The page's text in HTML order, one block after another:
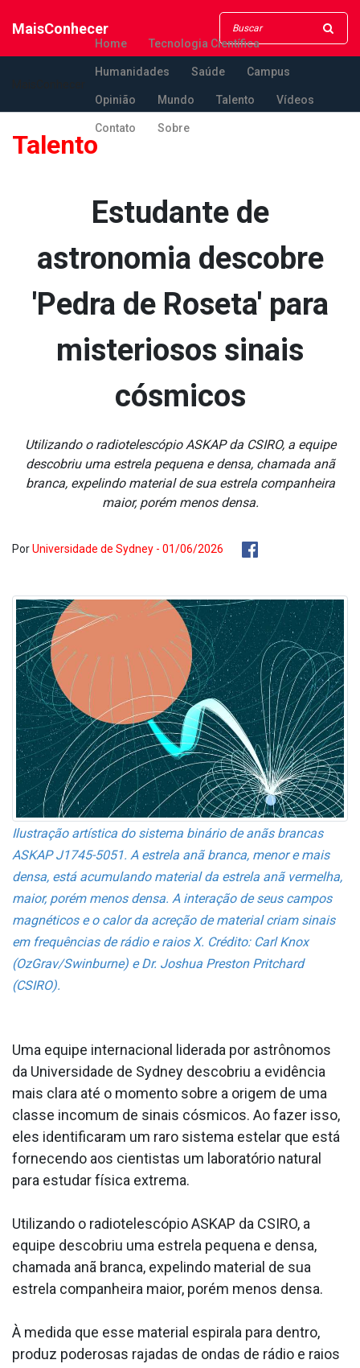
MaisConhecer
Home Tecnologia Científica
Humanidades Saúde Campus
Opinião Mundo Talento Vídeos
Contato Sobre
Talento
Estudante de
astronomia descobre
'Pedra de Roseta' para
misteriosos sinais
cósmicos
Utilizando o radiotelescópio ASKAP da CSIRO, a equipe
descobriu uma estrela pequena e densa, chamada anã
branca, expelindo material de sua estrela companheira
maior, porém menos densa.
PorUniversidade de Sydney - 01/06/2026
Ilustração artística do sistema binário de anãs brancas
ASKAP J1745-5051. A estrela anã branca, menor e mais
densa, está acumulando material da estrela anã vermelha,
maior, porém menos densa. A interação de seus campos
magnéticos e o calor da acreção de material criam sinais
em frequências de rádio e raios X. Crédito: Carl Knox
(OzGrav/Swinburne) e Dr. Joshua Preston Pritchard
(CSIRO).
Uma equipe internacional liderada por astrônomos
da Universidade de Sydney descobriu a evidência
mais clara até o momento sobre a origem de uma
classe incomum de sinais cósmicos. Ao fazer isso,
eles identificaram um raro sistema estelar que está
fornecendo aos cientistas um laboratório natural
para estudar física extrema.
Utilizando o radiotelescópio ASKAP da CSIRO, a
equipe descobriu uma estrela pequena e densa,
chamada anã branca, expelindo material de sua
estrela companheira maior, porém menos densa.
À medida que esse material espirala para dentro,
produz poderosas rajadas de ondas de rádio e raios